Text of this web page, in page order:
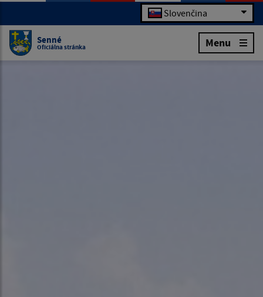
Slovenčina
Senné
Oficiálna stránka Menu